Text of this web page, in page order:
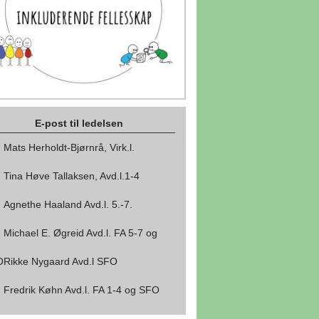
E-post til ledelsen
Mats Herholdt-Bjørnrå, Virk.l.
Tina Høve Tallaksen, Avd.l.1-4
Agnethe Haaland Avd.l. 5.-7.
Michael E. Øgreid Avd.l. FA 5-7 og
Rikke Nygaard Avd.l SFO
Fredrik Køhn Avd.l. FA 1-4 og SFO